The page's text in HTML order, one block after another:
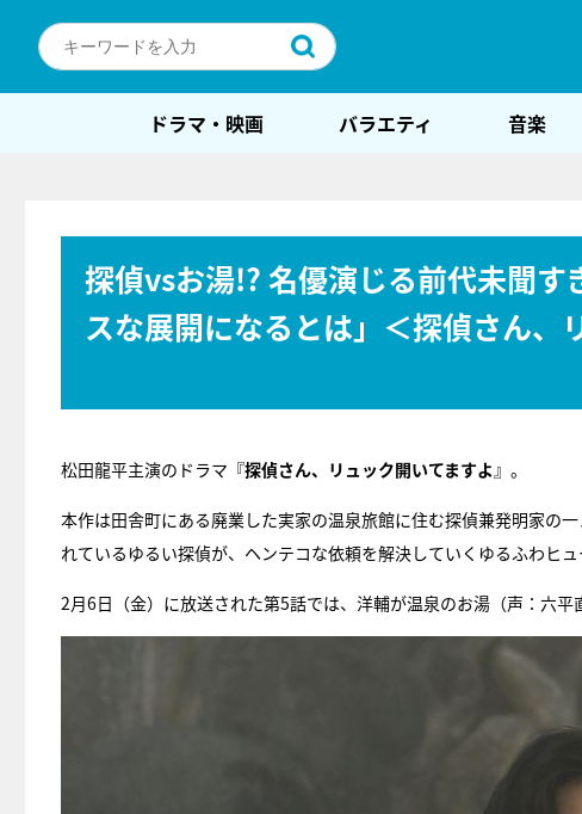
ドラマ・映画 バラエティ 音楽
探偵vsお湯!? 名優演じる前代未聞
スな展開になるとは」＜探偵さん、
松田龍平主演のドラマ『探偵さん、リュック開いてますよ』。
本作は田舎町にある廃業した実家の温泉旅館に住む探偵兼発明家の
れているゆるい探偵が、ヘンテコな依頼を解決していくゆるふわヒュ
2月6日（金）に放送された第5話では、洋輔が温泉のお湯（声：六